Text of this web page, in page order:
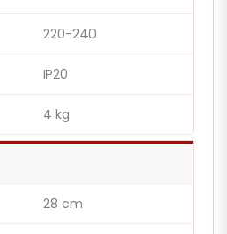
220-240
IP20
4 kg
28 cm